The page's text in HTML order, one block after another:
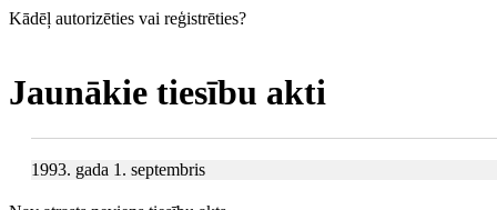
Kādēļ autorizēties vai reģistrēties?
Jaunākie tiesību akti
1993. gada 1. septembris